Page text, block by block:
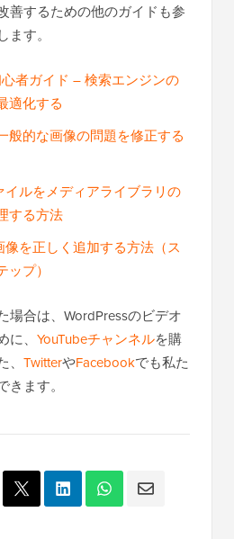
善するための他のガイドも参
す。
者ガイド – 検索エンジンの
適化する
般的な画像の問題を修正する
イルをメディアライブラリの
する方法
像を正しく追加する方法（ス
プ）
場合は、WordPressのビデオ
、 YouTubeチャンネルを購
TwitterやFacebookでも私た
ます。